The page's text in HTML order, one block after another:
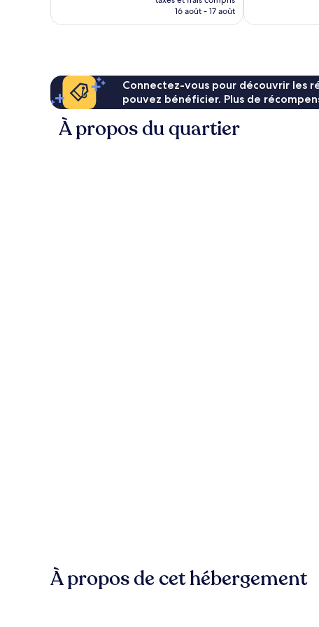
prix
16 août - 17 août
Connectez-vous pour découvrir les
pouvez bénéficier. Plus de
À propos du quartier
À propos de cet hébergement